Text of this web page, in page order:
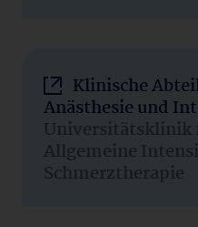
Klinische
Anästhesie und
Universitätsklinik
Allgemeine
Schmerztherapie